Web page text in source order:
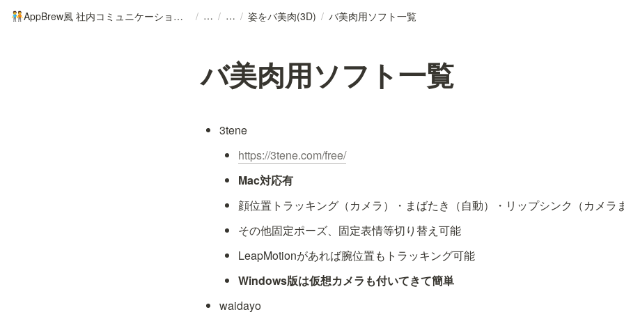
🧑‍🤝‍🧑 AppBrew風 社内コミュニケーションの手引き / / / 姿をバ美肉(3D) / バ美肉用ソフト一覧
バ美肉用ソフト一覧
3tene
https://3tene.com/free/
Mac対応有
顔位置トラッキング（カメラ）・まばたき（自動）・リップシンク（カメラ
その他固定ポーズ、固定表情等切り替え可能
LeapMotionがあれば腕位置もトラッキング可能
Windows版は仮想カメラも付いてきて簡単
waidayo